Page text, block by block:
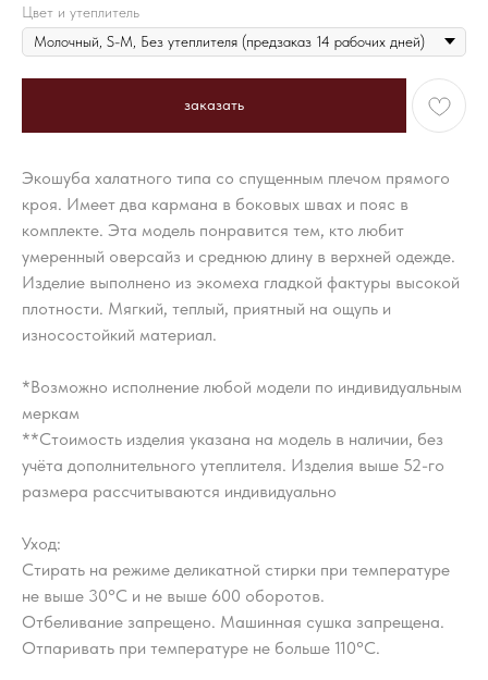
Цвет и утеплитель
заказать
Экошуба халатного типа со спущенным плечом прямого
кроя. Имеет два кармана в боковых швах и пояс в
комплекте. Эта модель понравится тем, кто любит
умеренный оверсайз и среднюю длину в верхней одежде.
Изделие выполнено из экомеха гладкой фактуры высокой
плотности. Мягкий, теплый, приятный на ощупь и
износостойкий материал.
*Возможно исполнение любой модели по индивидуальным
меркам
**Стоимость изделия указана на модель в наличии, без
учёта дополнительного утеплителя. Изделия выше 52-го
размера рассчитываются индивидуально
Уход:
Стирать на режиме деликатной стирки при температуре
не выше 30°С и не выше 600 оборотов.
Отбеливание запрещено. Машинная сушка запрещена.
Отпаривать при температуре не больше 110°С.